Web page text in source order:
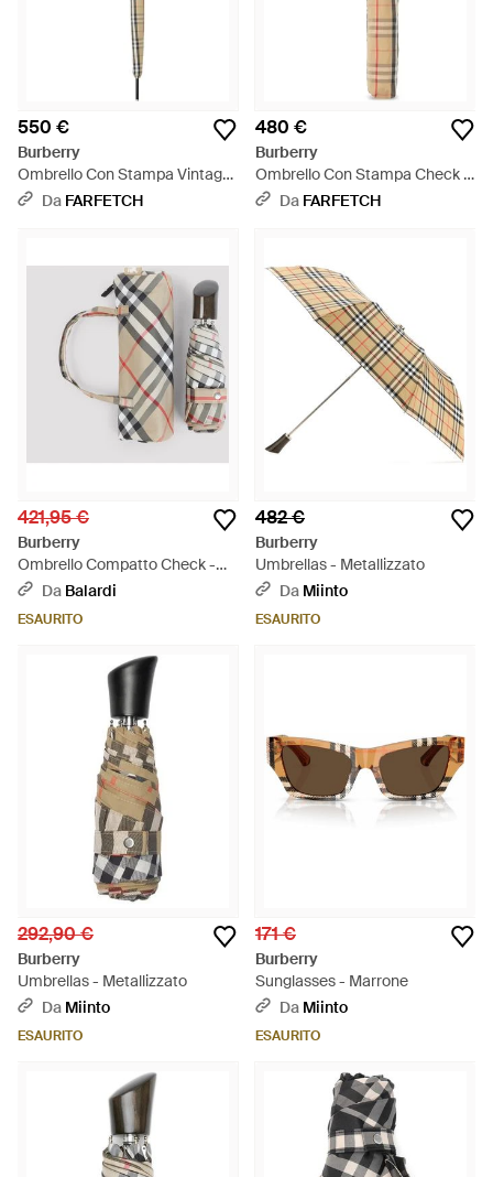
550 €
Burberry
Ombrello Con Stampa Vintage
Check - Metallizzato
Da FARFETCH
480 €
Burberry
Ombrello Con Stampa Check -
Bianco
Da FARFETCH
421,95 €
Burberry
Ombrello Compatto Check -
Multicolore
Da Balardi
ESAURITO
482 €
Burberry
Umbrellas - Metallizzato
Da Miinto
ESAURITO
292,90 €
Burberry
Umbrellas - Metallizzato
Da Miinto
ESAURITO
171 €
Burberry
Sunglasses - Marrone
Da Miinto
ESAURITO